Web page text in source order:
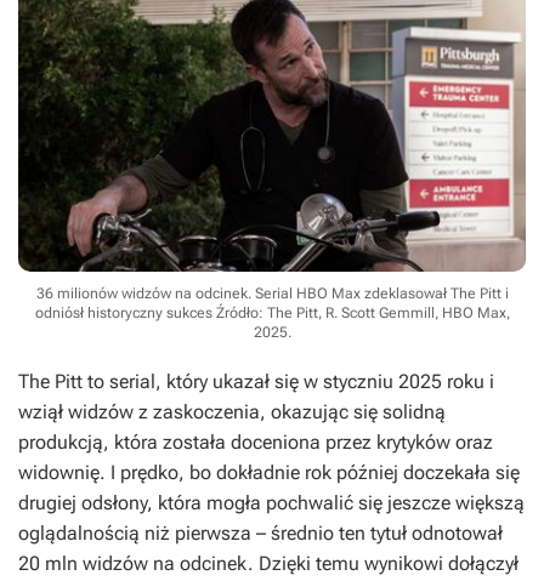
36 milionów widzów na odcinek. Serial HBO Max zdeklasował The Pitt i
odniósł historyczny sukces Źródło: The Pitt, R. Scott Gemmill, HBO Max,
2025.
The Pitt to serial, który ukazał się w styczniu 2025 roku i
wziął widzów z zaskoczenia, okazując się solidną
produkcją, która została doceniona przez krytyków oraz
widownię. I prędko, bo dokładnie rok później doczekała się
drugiej odsłony, która mogła pochwalić się jeszcze większą
oglądalnością niż pierwsza – średnio ten tytuł odnotował
20 mln widzów na odcinek. Dzięki temu wynikowi dołączył